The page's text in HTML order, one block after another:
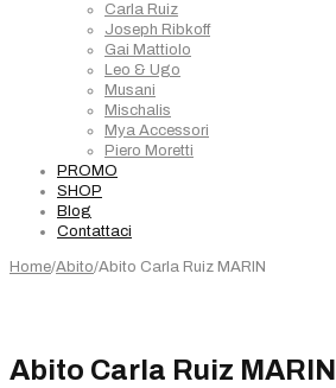
Carla Ruiz
Joseph Ribkoff
Gai Mattiolo
Leo & Ugo
Musani
Mischalis
Mya Accessori
Piero Moretti
PROMO
SHOP
Blog
Contattaci
Home/Abito/Abito Carla Ruiz MARIN
Abito Carla Ruiz MARIN